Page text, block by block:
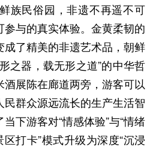
族民俗园，非遗不再遥不可
与的真实体验。金黄柔韧的
了精美的非遗艺术品，朝鲜
之器，载无形之道”的中华哲
展陈在廊道两旁，游客可以
群众源远流长的生产生活智
下游客对“情感体验”与“情绪
打卡”模式升级为深度“沉浸